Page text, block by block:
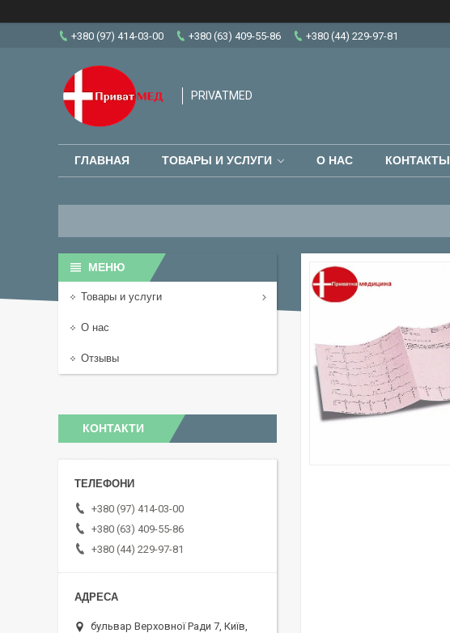
+380 (97) 414-03-00 +380 (63) 409-55-86 +380 (44) 229-97-81
PRIVATMED
ГЛАВНАЯ ТОВАРЫ И УСЛУГИ О НАС КОНТАКТЫ
Товары и услуги
О нас
Отзывы
КОНТАКТИ
+380 (97) 414-03-00
+380 (63) 409-55-86
+380 (44) 229-97-81
бульвар Верховної Ради 7, Київ,